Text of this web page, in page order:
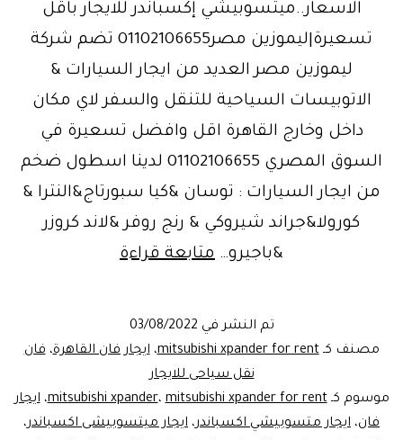
الاسعار..ميتسوبيشي إكسباندر للايجار باقل
تسعيرة|ليموزين مصر01102106655 تضم شركة
ليموزين مصر العديد من ايجار السيارات &
الاتوبيسات السياحية للتنقل والسفر لاي مكان
داخل وخارج القاهرة اقل وافضل تسعيرة في
السوق المصري 01102106655 لدينا اسطول ضخم
من ايجار السيارات : توسان &كيا سبورتاج&النترا &
كورولا&جراند شيروكي & رنج روفر &لاند كروزر
&باجيرو… متابعة قراءةالوحش
للايجار|
مصر
تم النشر في 03/08/2022
مصنف كـmitsubishi xpander for rent،ايجار فان القاهرة،فان
نقل سياحى للايجار
موسوم كـ
mitsubishi xpander،mitsubishi xpander for rent ،ايجار
فان، ايجار متسوبيشي اكسباندر، ايجار ميتسوبيشى اكسباندر،